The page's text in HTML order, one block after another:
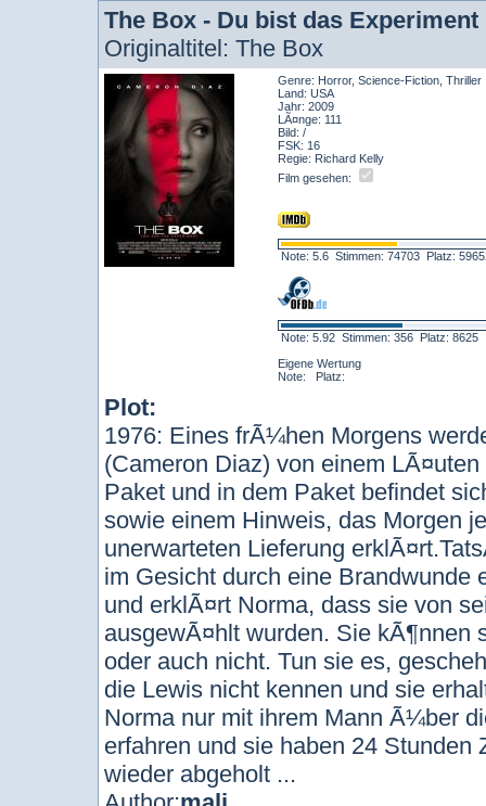
The Box - Du bist das Experiment
Originaltitel: The Box
Genre: Horror, Science-Fiction, Thriller
Land: USA
Jahr: 2009
LÃ¤nge: 111
Bild: /
FSK: 16
Regie: Richard Kelly
Film gesehen:
Note: 5.6 Stimmen: 74703 Platz:
Note: 5.92 Stimmen: 356 Platz: 8625
Eigene Wertung
Note: Platz:
Plot:
1976: Eines frÃ¼hen Morgens
(Cameron Diaz) von einem
Paket und in dem Paket befindet
sowie einem Hinweis, das Morgen
unerwarteten Lieferung
im Gesicht durch eine Brandwunde
und erklÃ¤rt Norma, dass sie von
ausgewÃ¤hlt wurden. Sie
oder auch nicht. Tun sie es,
die Lewis nicht kennen und sie
Norma nur mit ihrem Mann Ã¼ber
erfahren und sie haben 24
wieder abgeholt ...